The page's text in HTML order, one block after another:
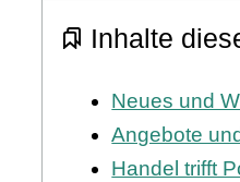
Inhalte
Neues und
Angebote
Handel trifft